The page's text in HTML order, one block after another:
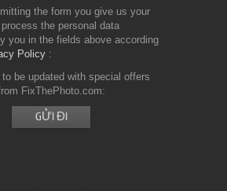
the form you give us your
the personal data
you in the fields above according
Policy
to be updated with special offers
FixThePhoto.com